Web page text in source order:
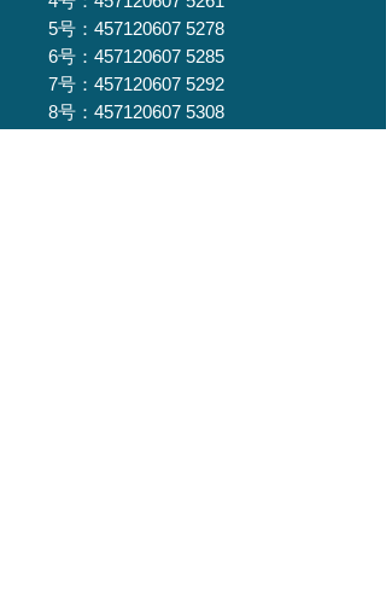
5号：457120607 5278
6号：457120607 5285
7号：457120607 5292
8号：457120607 5308